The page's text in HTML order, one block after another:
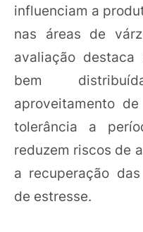
influenciam a
nas áreas de
avaliação
bem
aproveitamento de
tolerância a
reduzem riscos de
a recuperação
de estresse.